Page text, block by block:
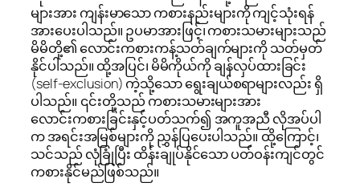
များအား ကျန်းမာသော ကစားနည်းများကို ကျင့်သုံးရန်
အားပေးပါသည်။ ဥပမာအားဖြင့်၊ ကစားသမားများသည်
မိမိတို့၏ လောင်းကစားကန့်သတ်ချက်များကို သတ်မှတ်
နိုင်ပါသည်။ ထို့အပြင်၊ မိမိကိုယ်ကို ချန်လှပ်ထားခြင်း
(self-exclusion) ကဲ့သို့သော ရွေးချယ်စရာများလည်း ရှိ
ပါသည်။ ၎င်းတို့သည် ကစားသမားများအား
လောင်းကစားခြင်းနှင့်ပတ်သက်၍ အကူအညီ လိုအပ်ပါ
က အရင်းအမြစ်များကို ညွှန်ပြပေးပါသည်။ ထို့ကြောင့်၊
သင်သည် လုံခြုံပြီး ထိန်းချုပ်နိုင်သော ပတ်ဝန်းကျင်တွင်
ကစားနိုင်မည်ဖြစ်သည်။